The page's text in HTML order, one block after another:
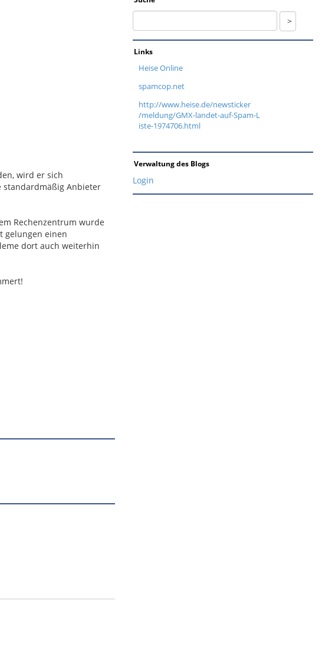
wird er sich
standardmäßig Anbieter
Rechenzentrum wurde
gelungen einen
dort auch weiterhin
Links
Heise Online
spamcop.net
http://www.heise.de/newsticker
/meldung/GMX-landet-auf-Spam-L
iste-1974706.html
Verwaltung des Blogs
Login